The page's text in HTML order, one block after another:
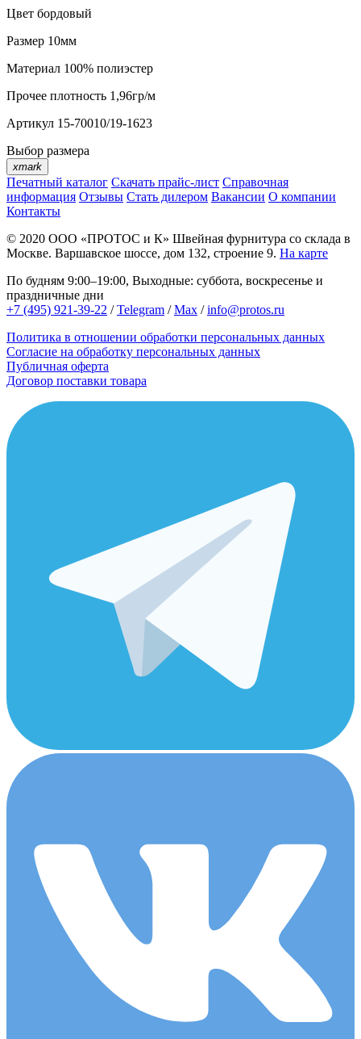
Цвет бордовый
Размер 10мм
Материал 100% полиэстер
Прочее плотность 1,96гр/м
Артикул 15-70010/19-1623
Выбор размера
xmark
Печатный каталог Скачать прайс-лист Справочная
информация Отзывы Стать дилером Вакансии О компании
Контакты
© 2020 ООО «ПРОТОС и К» Швейная фурнитура со склада в
Москве. Варшавское шоссе, дом 132, строение 9. На карте
По будням 9:00–19:00, Выходные: суббота, воскресенье и
праздничные дни
+7 (495) 921-39-22 /Telegram /Max /info@protos.ru
Политика в отношении обработки персональных данных
Согласие на обработку персональных данных
Публичная оферта
Договор поставки товара